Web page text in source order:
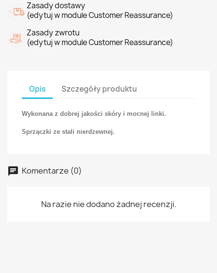
Zasady dostawy
(edytuj w module Customer Reassurance)
Zasady zwrotu
(edytuj w module Customer Reassurance)
Opis Szczegóły produktu
Wykonana z dobrej jakości skóry i mocnej linki.
Sprzączki ze stali nierdzewnej.
Komentarze (0)
Na razie nie dodano żadnej recenzji.